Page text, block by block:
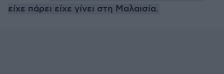
είχε πάρει είχε γίνει στη Μαλαισία.